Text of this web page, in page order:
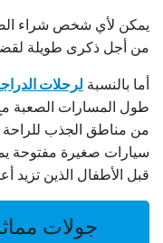
يمكن لأي شخص شراء
من أجل ذكرى طويلة
أما بالنسبة لرحلات
طول المسارات الصعبة
من مناطق الجذب للراحة
سيارات صغيرة مفتوحة
قبل الأطفال الذين تزيد
جولات